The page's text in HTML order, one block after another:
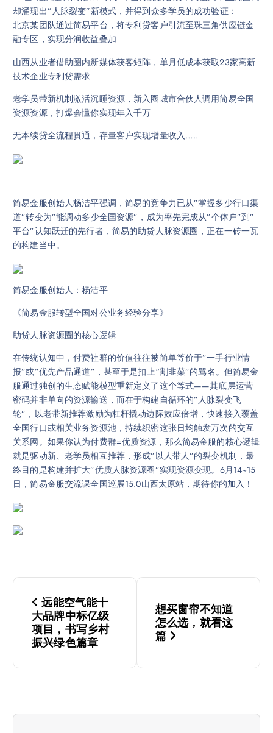
却涌现出”人脉裂变”新模式，并得到众多学员的成功验证：
北京某团队通过简易平台，将专利贷客户引流至珠三角供应链金
融专区，实现分润收益叠加
山西从业者借助圈内新媒体获客矩阵，单月低成本获取23家高新
技术企业专利贷需求
老学员带新机制激活沉睡资源，新入圈城市合伙人调用简易全国
资源资源，打爆会懂你实现年入千万
无本续贷全流程贯通，存量客户实现增量收入…..
简易金服创始人杨洁平强调，简易的竞争力已从”掌握多少行口渠
道”转变为”能调动多少全国资源”，成为率先完成从”个体户”到”
平台”认知跃迁的先行者，简易的助贷人脉资源圈，正在一砖一瓦
的构建当中。
简易金服创始人：杨洁平
《简易金服转型全国对公业务经验分享》
助贷人脉资源圈的核心逻辑
在传统认知中，付费社群的价值往往被简单等价于”一手行业情
报”或”优先产品通道”，甚至于是扣上“割韭菜”的骂名。但简易金
服通过独创的生态赋能模型重新定义了这个等式——其底层运营
密码并非单向的资源输送，而在于构建自循环的”人脉裂变飞
轮”，以老带新推荐激励为杠杆撬动边际效应倍增，快速接入覆盖
全国行口或相关业务资源池，持续织密这张日均触发万次的交互
关系网。如果你认为付费群=优质资源，那么简易金服的核心逻辑
就是驱动新、老学员相互推荐，形成”以人带人”的裂变机制，最
终目的是构建并扩大”优质人脉资源圈”实现资源变现。6月14~15
日，简易金服交流课全国巡展15.0山西太原站，期待你的加入！
文
章
导
远能空气能十
大品牌中标亿级
项目，书写乡村
振兴绿色篇章
想买窗帘不知道
怎么选，就看这
篇